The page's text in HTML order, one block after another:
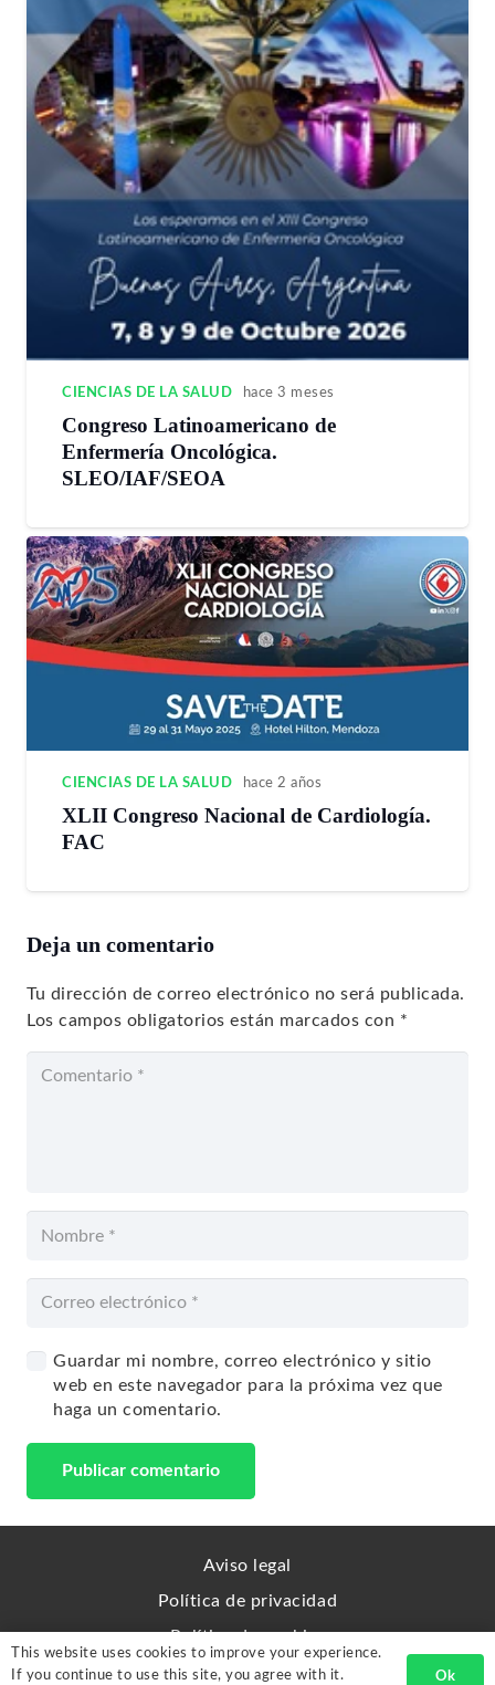
CIENCIAS DE LA SALUD hace 3 meses
Congreso Latinoamericano de
Enfermería Oncológica.
SLEO/IAF/SEOA
CIENCIAS DE LA SALUD hace 2 años
XLII Congreso Nacional de Cardiología.
FAC
Deja un comentario
Tu dirección de correo electrónico no será publicada.
Los campos obligatorios están marcados con *
Guardar mi nombre, correo electrónico y sitio
web en este navegador para la próxima vez que
haga un comentario.
Publicar comentario
Aviso legal
Política de privacidad
Política de cookies
Sitemap
This website uses cookies to improve your experience.
If you continue to use this site, you agree with it.
Ok